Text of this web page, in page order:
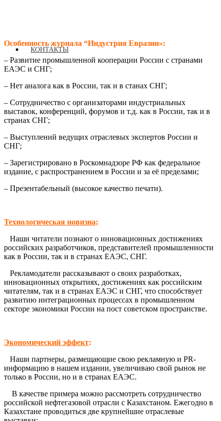
КОНТАКТЫ
Особенность журнала “Индустрия Евразии»:
– Развитие промышленной кооперации России с странами
ЕАЭС и СНГ;
– Нет аналога как в России, так и в станах СНГ;
– Сотрудничество с организаторами индустриальных
выставок, конференций, форумов и т.д. как в России, так и в
странах СНГ;
– Выступлений ведущих отраслевых экспертов России и
СНГ;
– Зарегистрировано в Роскомнадзоре РФ как федеральное
издание, с распространением в России и за её пределами;
– Презентабельный (высокое качество печати).
Технологическая новизна;
Наши читатели познают о инновационных достижениях
российских разработчиков, представителей промышленности
как в России, так и в странах ЕАЭС, СНГ.
Рекламодатели рассказывают о своих разработках,
инновационных открытиях, достижениях как российским
читателям, так и в странах ЕАЭС и СНГ, что способствует
развитию интеграционных процессах в промышленном
секторе экономики России на пост советском пространстве.
Экономический эффект:
Наши партнеры, размещающие свою рекламную и PR-
информацию в нашем издании, увеличиваю свой рынок не
только в России, но и в странах ЕАЭС.
В качестве примера можно рассмотреть сотрудничество
российской нефтегазовой отрасли с Казахстаном. Ежегодно в
Казахстане проводиться две крупнейшие отраслевые